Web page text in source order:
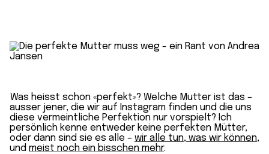
Was heisst schon «perfekt»? Welche Mutter ist das –
ausser jener, die wir auf Instagram finden und die uns
diese vermeintliche Perfektion nur vorspielt? Ich
persönlich kenne entweder keine perfekten Mütter,
oder dann sind sie es alle – wir alle tun, was wir können,
und meist noch ein bisschen mehr.